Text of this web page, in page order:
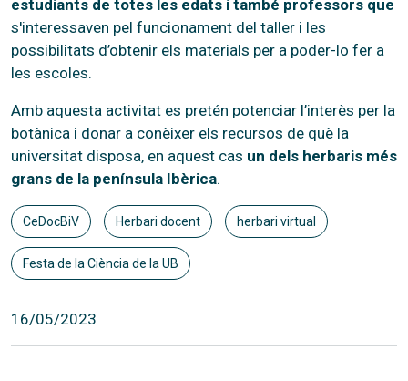
estudiants de totes les edats i també professors que
s'interessaven pel funcionament del taller i les
possibilitats d’obtenir els materials per a poder-lo fer a
les escoles.
Amb aquesta activitat es pretén potenciar l’interès per la
botànica i donar a conèixer els recursos de què la
universitat disposa, en aquest cas un dels herbaris més
grans de la península Ibèrica.
CeDocBiV Herbari docent herbari virtual
Festa de la Ciència de la UB
16/05/2023